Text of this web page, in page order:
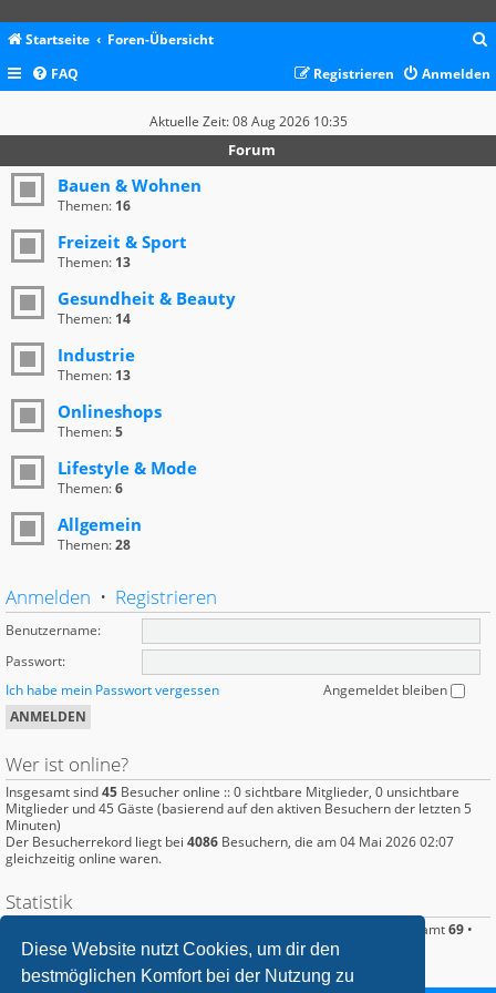
Diese Website nutzt Cookies, um dir den
bestmöglichen Komfort bei der Nutzung zu
Startseite Foren-Übersicht
c
FAQ Anmelden
Registrieren
Aktuelle Zeit: 08 Aug 2026 10:35
Forum
Bauen & Wohnen
Themen: 16
Freizeit & Sport
Themen: 13
Gesundheit & Beauty
Themen: 14
Industrie
Themen: 13
Onlineshops
Themen:5
Lifestyle & Mode
Themen:6
Allgemein
Themen:28
Anmelden • Registrieren
Benutzername:
Passwort:
Ich habe mein Passwort vergessen
Angemeldet bleiben
Wer ist online?
Insgesamt sind45 Besucher online :: 0 sichtbare Mitglieder, 0 unsichtbare
Mitglieder und 45 Gäste (basierend auf den aktiven Besuchern der letzten 5
Minuten)
Der Besucherrekord liegt bei 4086 Besuchern, die am 04 Mai 2026 02:07
gleichzeitig online waren.
Statistik
• Mitglieder insgesamt69 •
Unser neuestes Mitglied:Ghostfisch